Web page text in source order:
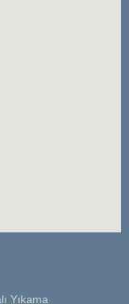
Yıkama